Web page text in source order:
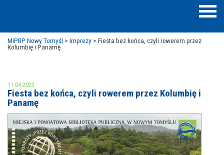
MOJE KONTO
AKTUALNOŚCI
NAJBLIŻSZE WYDARZENIA
NASZA OFERTA
MiPBP Nowy Tomyśl > Imprezy > Fiesta bez końca, czyli rowerem przez
Kolumbię i Panamę
11.04.2023
Fiesta bez końca, czyli rowerem przez Kolumbię i
Panamę